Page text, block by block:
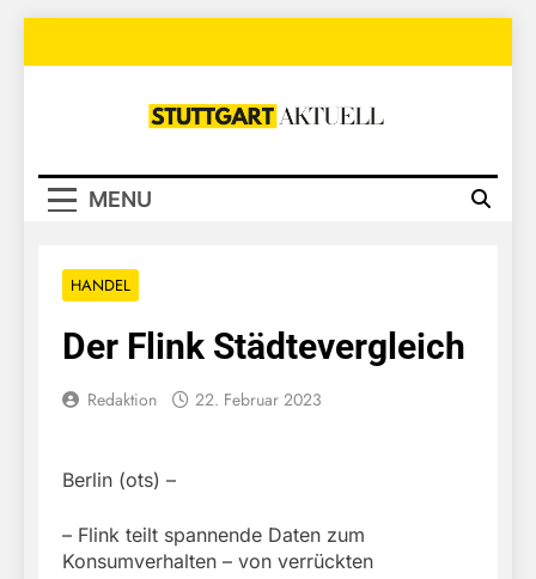
Stuttgart
MENU
HANDEL
Der Flink Städtevergleich
Redaktion 22. Februar 2023
Berlin (ots) –
– Flink teilt spannende Daten zum
Konsumverhalten – von verrückten